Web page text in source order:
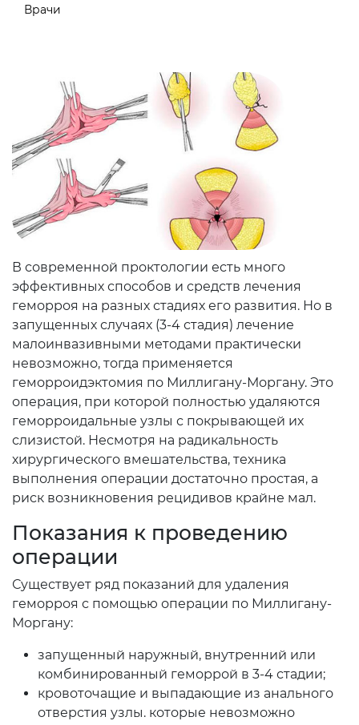
В современной проктологии есть много
эффективных способов и средств лечения
геморроя на разных стадиях его развития. Но в
запущенных случаях (3-4 стадия) лечение
малоинвазивными методами практически
невозможно, тогда применяется
геморроидэктомия по Миллигану-Моргану. Это
операция, при которой полностью удаляются
геморроидальные узлы с покрывающей их
слизистой. Несмотря на радикальность
хирургического вмешательства, техника
выполнения операции достаточно простая, а
риск возникновения рецидивов крайне мал.
Показания к проведению
операции
Существует ряд показаний для удаления
геморроя с помощью операции по Миллигану-
Моргану:
запущенный наружный, внутренний или
комбинированный геморрой в 3-4 стадии;
кровоточащие и выпадающие из анального
отверстия узлы. которые невозможно
Врачи